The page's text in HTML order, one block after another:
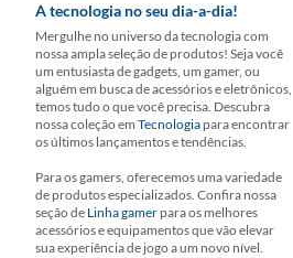
A tecnologia no seu dia-a-dia!
Mergulhe no universo da tecnologia com
nossa ampla seleção de produtos! Seja você
um entusiasta de gadgets, um gamer, ou
alguém em busca de acessórios e eletrônicos,
temos tudo o que você precisa. Descubra
nossa coleção em Tecnologia para encontrar
os últimos lançamentos e tendências.
Para os gamers, oferecemos uma variedade
de produtos especializados. Confira nossa
seção de Linha gamer para os melhores
acessórios e equipamentos que vão elevar
sua experiência de jogo a um novo nível.